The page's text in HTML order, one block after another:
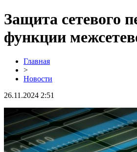
Защита сетевого
функции
Главная
>
Новости
26.11.2024 2:51